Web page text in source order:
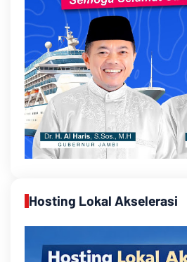
Hosting Lokal Akselerasi